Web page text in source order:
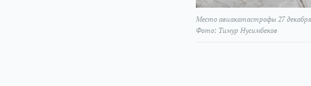
Место авиакатастрофы 27 декабря
Фото: Тимур Нусимбеков